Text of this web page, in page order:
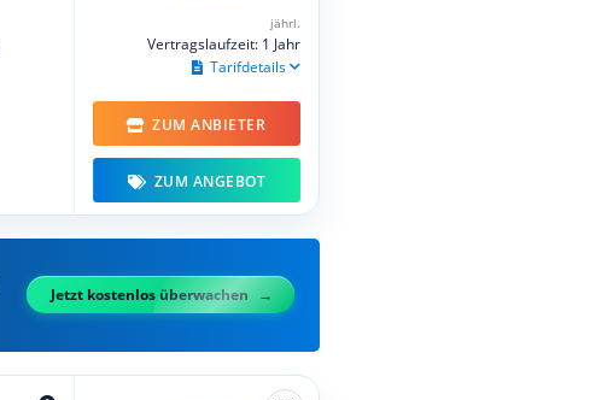
jährl.
Vertragslaufzeit: 1 Jahr
Tarifdetails
ZUM ANBIETER
ZUM ANGEBOT
Jetzt kostenlos überwachen